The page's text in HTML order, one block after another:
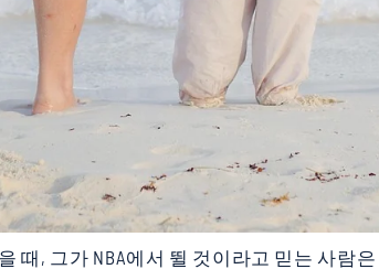
때, 그가 NBA에서 뛸 것이라고 믿는 사람